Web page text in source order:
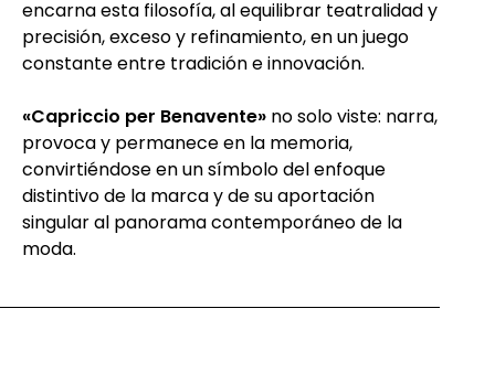
encarna esta filosofía, al equilibrar teatralidad y
precisión, exceso y refinamiento, en un juego
constante entre tradición e innovación.
«Capriccio per Benavente» no solo viste: narra,
provoca y permanece en la memoria,
convirtiéndose en un símbolo del enfoque
distintivo de la marca y de su aportación
singular al panorama contemporáneo de la
moda.